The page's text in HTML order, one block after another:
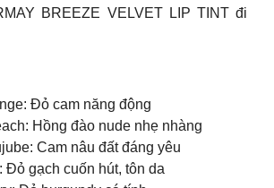
BREEZE VELVET LIP TINT đi
Đỏ cam năng động
Hồng đào nude nhẹ nhàng
Cam nâu đất đáng yêu
Đỏ gạch cuốn hút, tôn da